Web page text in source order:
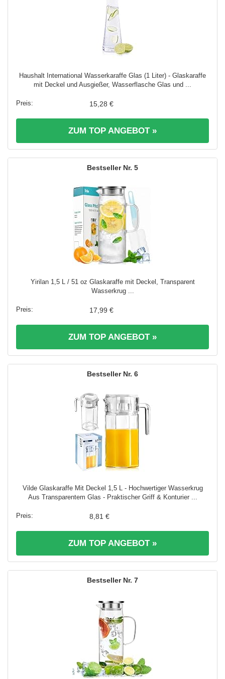
Haushalt International Wasserkaraffe Glas (1 Liter) - Glaskaraffe
mit Deckel und Ausgießer, Wasserflasche Glas und ...
15,28 €
ZUM TOP ANGEBOT »
5
Yirilan 1,5 L / 51 oz Glaskaraffe mit Deckel, Transparent
Wasserkrug ...
17,99 €
ZUM TOP ANGEBOT »
6
Vilde Glaskaraffe Mit Deckel 1,5 L - Hochwertiger Wasserkrug
Aus Transparentem Glas - Praktischer Griff & Konturier ...
8,81 €
ZUM TOP ANGEBOT »
7